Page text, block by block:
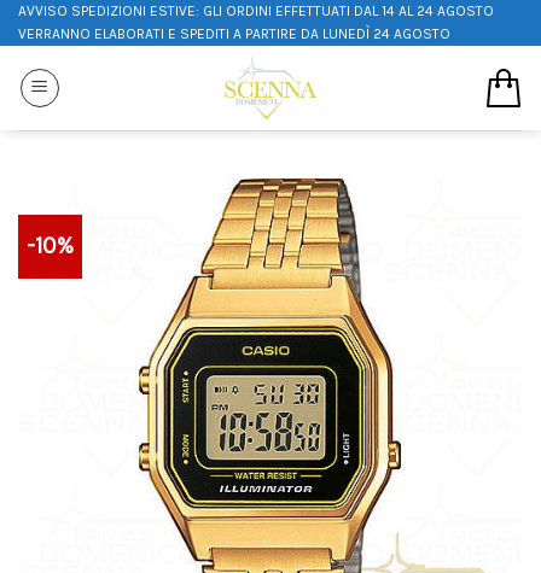
AVVISO SPEDIZIONI ESTIVE: GLI ORDINI EFFETTUATI DAL 14 AL 24 AGOSTO
VERRANNO ELABORATI E SPEDITI A PARTIRE DA LUNEDÌ 24 AGOSTO
-10%